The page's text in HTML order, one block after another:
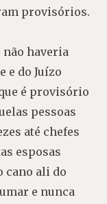
provisórios.
não haveria
e do Juízo
é provisório
pessoas
até chefes
esposas
cano ali do
e nunca